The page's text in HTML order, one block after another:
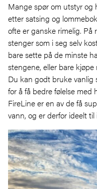
Mange spør om utstyr og
etter satsing og
ofte er ganske rimelig. På
stenger som i seg selv
bare sette på de minste
stengene, eller bare
Du kan godt bruke vanlig
for å få bedre følelse med
FireLine er en av de få
vann, og er derfor ideelt til